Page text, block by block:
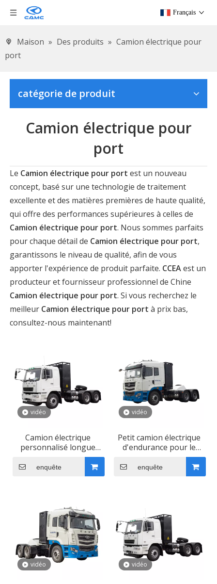
Français
Maison » Des produits » Camion électrique pour
port
catégorie de produit
Camion électrique pour
port
Le Camion électrique pour port est un nouveau
concept, basé sur une technologie de traitement
excellente et des matières premières de haute qualité,
qui offre des performances supérieures à celles de
Camion électrique pour port. Nous sommes parfaits
pour chaque détail de Camion électrique pour port,
garantissons le niveau de qualité, afin de vous
apporter l'expérience de produit parfaite. CCEAest un
producteur et fournisseur professionnel de Chine
Camion électrique pour port. Si vous recherchez le
meilleur Camion électrique pour port à prix bas,
consultez-nous maintenant!
vidéo
Camion électrique
personnalisé longue
portée pour port
enquête
vidéo
Petit camion électrique
d'endurance pour le
enquête
vidéo vidéo